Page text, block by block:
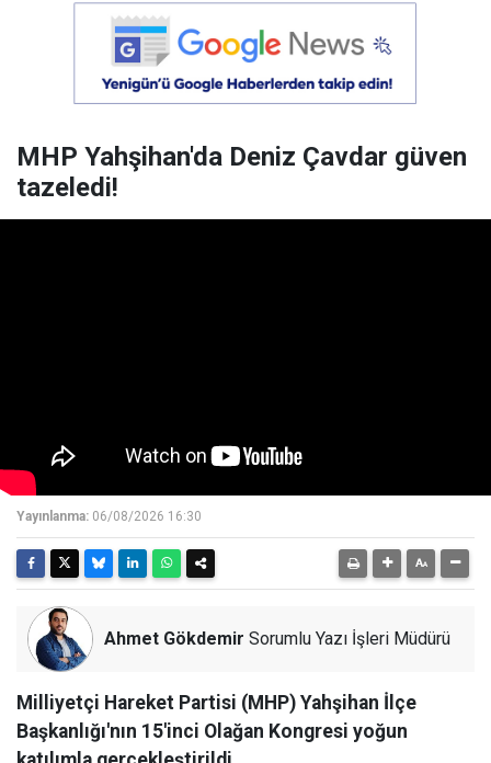
MHP Yahşihan'da Deniz Çavdar güven
tazeledi!
Yayınlanma: 06/08/2026 16:30
Ahmet Gökdemir Sorumlu Yazı İşleri Müdürü
Milliyetçi Hareket Partisi (MHP) Yahşihan İlçe
Başkanlığı'nın 15'inci Olağan Kongresi yoğun